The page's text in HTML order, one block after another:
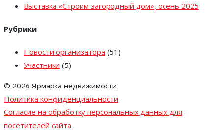
Выставка «Строим загородный дом», осень 2025
Рубрики
Новости организатора (51)
Участники (5)
© 2026 Ярмарка недвижимости
Политика конфиденциальности
Согласие на обработку персональных данных для
посетителей сайта